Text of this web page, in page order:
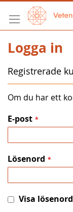
Hoppa
till
innehållet
Logga in
Registrerade
Om du har ett
E-post
Lösenord
Visa lösenord